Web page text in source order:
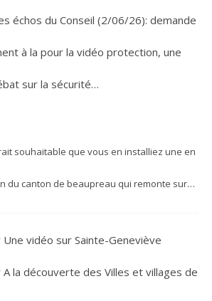
échos du Conseil (2/06/26): demande
à la pour la vidéo protection, une
sur la sécurité…
souhaitable que vous en installiez une en
du canton de beaupreau qui remonte sur…
Une vidéo sur Sainte-Geneviève
la découverte des Villes et villages de